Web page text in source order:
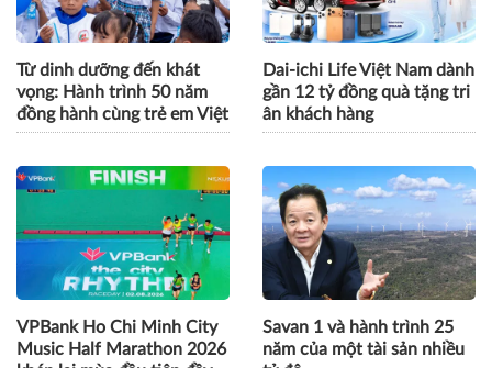
trưởng tiếp theo
Từ dinh dưỡng đến khát
vọng: Hành trình 50 năm
đồng hành cùng trẻ em Việt
Dai-ichi Life Việt Nam dành
gần 12 tỷ đồng quà tặng tri
ân khách hàng